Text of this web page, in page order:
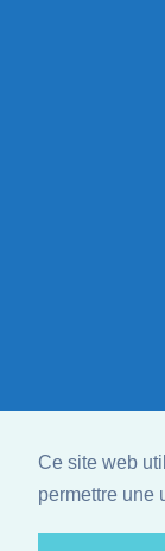
Ce site web
permettre une